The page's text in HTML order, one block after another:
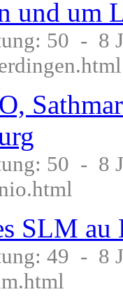
und um
50 - 8
50 - 8
SLM au
49 - 8